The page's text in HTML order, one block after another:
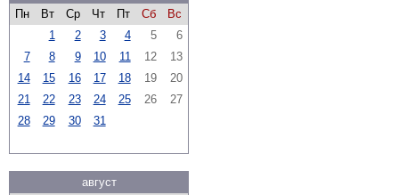
Пн
Вт Ср Чт Пт Сб
Вс
1
2 3 4 5
6
7
8 9 10 11 12
13
14
15 16 17 18 19
20
21
22 23 24 25 26
27
28
29 30 31
август